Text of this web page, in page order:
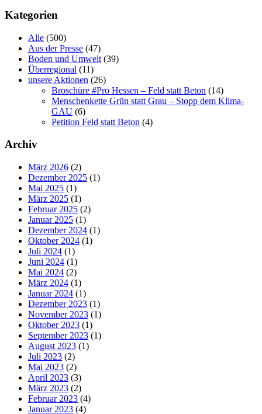
Kategorien
Alle (500)
Aus der Presse (47)
Boden und Umwelt (39)
Überregional (11)
unsere Aktionen (26)
Broschüre #Pro Hessen – Feld statt Beton (14)
Menschenkette Grün statt Grau – Stopp dem Klima-
GAU (6)
Petition Feld statt Beton (4)
Archiv
März 2026 (2)
Dezember 2025 (1)
Mai 2025 (1)
März 2025 (1)
Februar 2025 (2)
Januar 2025 (1)
Dezember 2024 (1)
Oktober 2024 (1)
Juli 2024 (1)
Juni 2024 (1)
Mai 2024 (2)
März 2024 (1)
Januar 2024 (1)
Dezember 2023 (1)
November 2023 (1)
Oktober 2023 (1)
September 2023 (1)
August 2023 (1)
Juli 2023 (2)
Mai 2023 (2)
April 2023 (3)
März 2023 (2)
Februar 2023 (4)
Januar 2023 (4)